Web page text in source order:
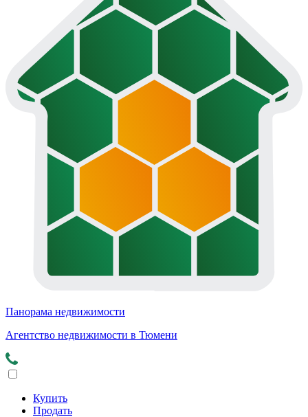
Панорама недвижимости
Агентство недвижимости в Тюмени
Купить
Продать